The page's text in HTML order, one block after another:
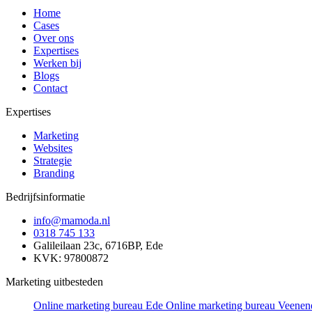
Home
Cases
Over ons
Expertises
Werken bij
Blogs
Contact
Expertises
Marketing
Websites
Strategie
Branding
Bedrijfsinformatie
info@mamoda.nl
0318 745 133
Galileilaan 23c, 6716BP, Ede
KVK: 97800872
Marketing uitbesteden
Online marketing bureau Ede Online marketing bureau